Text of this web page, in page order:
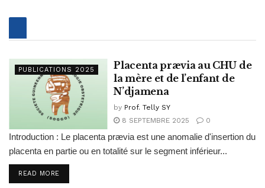
PUBLICATIONS 2025
Placenta prævia au CHU de
la mère et de l’enfant de
N’djamena
by Prof. Telly SY
8 SEPTEMBRE 2025
0
Introduction : Le placenta prævia est une anomalie d'insertion du
placenta en partie ou en totalité sur le segment inférieur...
READ MORE